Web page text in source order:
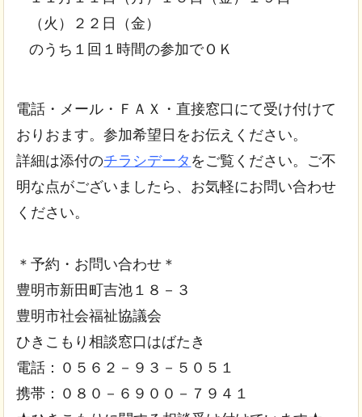
（火）２２日（金）
のうち１回１時間の参加でＯＫ
電話・メール・ＦＡＸ・直接窓口にて受け付けて
おりおます。参加希望日をお伝えください。
詳細は添付のチラシデータ をご覧ください。ご不
明な点がございましたら、お気軽にお問い合わせ
ください。
＊予約・お問い合わせ＊
豊明市新田町吉池１８－３
豊明市社会福祉協議会
ひきこもり相談窓口はばたき
電話：０５６２－９３－５０５１
携帯：０８０－６９００－７９４１